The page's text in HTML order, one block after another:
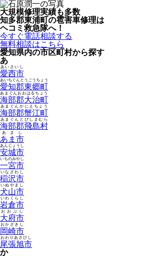
大規模修理実績も多数
知多郡東浦町の雹害車修理は
ヘコミ救急隊へ！
今すぐ電話相談する
無料相談はこちら
愛知県内の市区町村から探す
あ
愛西市
あいさいし
愛知郡東郷町
あいちぐんとうごうちょう
海部郡大治町
あまぐんおおはるちょう
海部郡蟹江町
あまぐんかにえちょう
海部郡飛島村
あまぐんとびしまむら
あま市
あまし
安城市
あんじょうし
一宮市
いちのみやし
稲沢市
いなざわし
犬山市
いぬやまし
岩倉市
いわくらし
大府市
おおぶし
岡崎市
おかざきし
尾張旭市
おわりあさひし
か